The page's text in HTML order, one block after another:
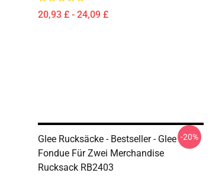
20,93 £ - 24,09 £
Glee Rucksäcke - Bestseller - Glee
Fondue Für Zwei Merchandise
Rucksack RB2403
-20%